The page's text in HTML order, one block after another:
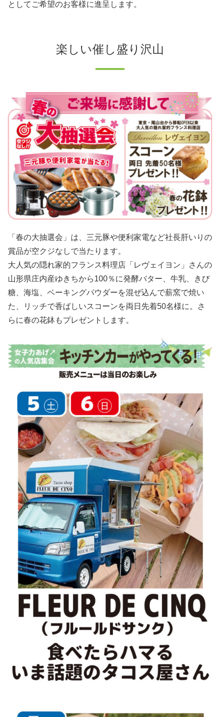
としてご希望のお客様に進呈します。
楽しい催し盛り沢山
「春の大抽選会」は、三元豚や便利家電など社長肝いりの
賞品が空クジなしで当たります。
大人気の隠れ家的フランス料理店「レヴェイヨン」さんの
山形県庄内産ゆきちから100％に発酵バター、牛乳、きび
糖、海塩、ベーキングパウダーを混ぜ込んで薪窯で焼い
た、リッチで香ばしいスコーンを両日先着50名様に。さ
らに春の花鉢もプレゼントします。